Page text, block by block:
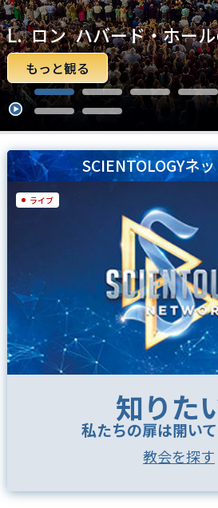
25/26。 全黄金時代。 私
来。
もっと観る
L. ロン ハバード・ホー
もっと観る
人間の精神への賛歌
あなたの中にある力。
もっと観る
Dianetics記念イベント
もっと観る
オーシャンビュー宗教的
ド・オープニング
もっと観る
LRH誕生祝賀会
もっと観る
プエルトリコのグランド
もっと観る
新年祝賀会
もっと観る
25/26。 全黄金時代。 私
来。
もっと観る
L. ロン ハバード・ホー
もっと観る
SCIENTOLOGYネ
ライブ
知りた
私たちの扉は開いて
教会を探す